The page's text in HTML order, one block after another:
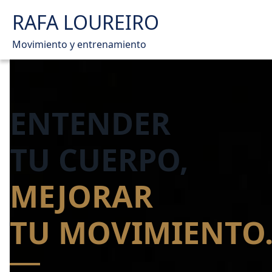
RAFA LOUREIRO
Movimiento y entrenamiento
ENTENDER
TU CUERPO,
MEJORAR
TU